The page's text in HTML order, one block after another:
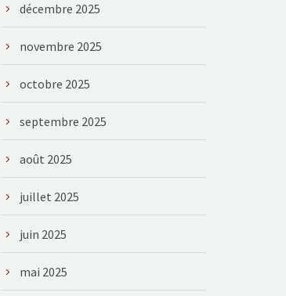
décembre 2025
novembre 2025
octobre 2025
septembre 2025
août 2025
juillet 2025
juin 2025
mai 2025